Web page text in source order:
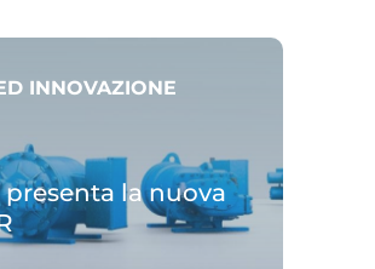
INNOVAZIONE
presenta la nuova